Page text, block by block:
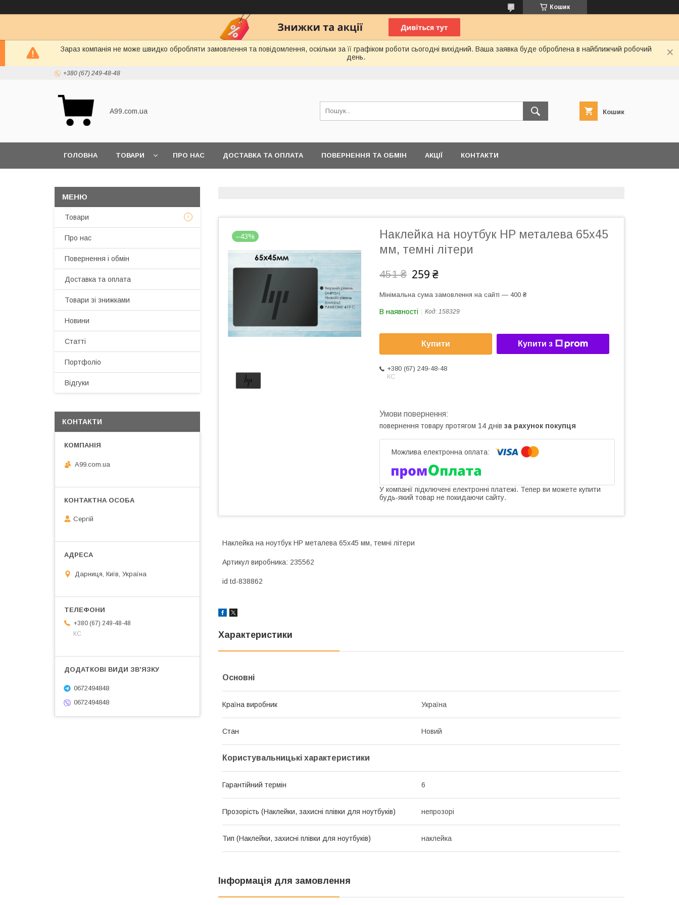
Кошик
Зараз компанія не може швидко обробляти замовлення та повідомлення, оскільки за її графіком роботи сьогодні вихідний. Ваша заявка буде оброблена в найближчий робочий
день.
+380 (67) 249-48-48
A99.com.ua Кошик
ГОЛОВНА ТОВАРИ ПРО НАС ДОСТАВКА ТА ОПЛАТА ПОВЕРНЕННЯ ТА ОБМІН АКЦІЇ КОНТАКТИ
–43%
Наклейка на ноутбук HP металева 65х45
мм, темні літери
451 ₴ 259 ₴
Мінімальна сума замовлення на сайті — 400 ₴
В наявності Код: 158329
Купити Купити з
+380 (67) 249-48-48
КС
повернення товару протягом 14 днів за рахунок покупця
У компанії підключені електронні платежі. Тепер ви можете купити
будь-який товар не покидаючи сайту.
Наклейка на ноутбук HP металева 65х45 мм, темні літери
Артикул виробника: 235562
id td-838862
Характеристики
Основні
Країна виробник Україна
Стан Новий
Користувальницькі характеристики
Гарантійний термін 6
Прозорість (Наклейки, захисні плівки для ноутбуків) непрозорі
Тип (Наклейки, захисні плівки для ноутбуків) наклейка
Інформація для замовлення
Товари
Про нас
Повернення і обмін
Доставка та оплата
Товари зі знижками
Новини
Статті
Портфоліо
Відгуки
КОНТАКТИ
A99.com.ua
Сергій
Дарниця, Київ, Україна
+380 (67) 249-48-48
КС
0672494848
0672494848